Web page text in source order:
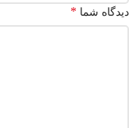
دیدگاه شما *